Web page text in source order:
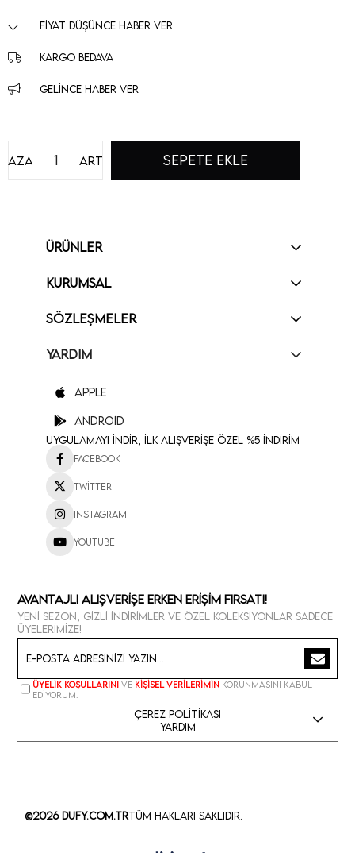
FIYAT DÜŞÜNCE HABER VER
KARGO BEDAVA
GELINCE HABER VER
Artır
Azalt
ÜRÜNLER
KURUMSAL
SÖZLEŞMELER
YARDIM
Apple
Android
Uygulamayı İndir, İlk Alışverişe Özel %5 İndirim
Facebook
Twitter
Instagram
Youtube
Avantajlı Alışverişe Erken Erişim Fırsatı!
Yeni sezon, gizli indirimler ve özel koleksiyonlar sadece
üyelerimize!
Üyelik koşullarını ve kişisel verilerimin korunmasını kabul
ediyorum.
Çerez Politikası
Yardım
©2026 Dufy.com.trTüm Hakları Saklıdır.